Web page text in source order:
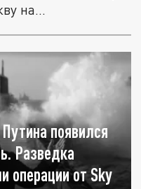
на...
появился
Разведка
операции от Sky